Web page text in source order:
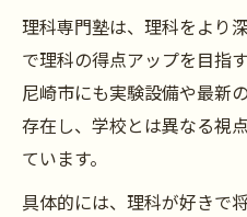
理科専門塾は、理科をより
で理科の得点アップを目指
尼崎市にも実験設備や最新
存在し、学校とは異なる視
ています。
具体的には、理科が好きで